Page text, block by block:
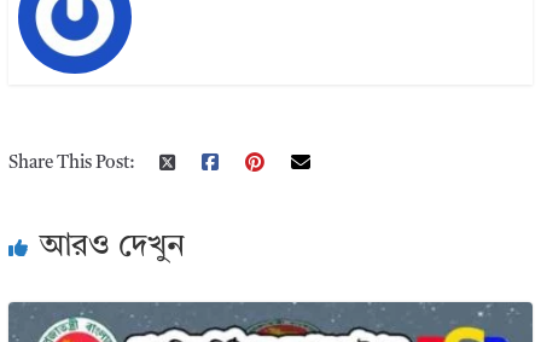
Share This Post:
আরও দেখুন